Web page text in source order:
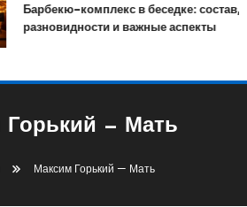
Барбекю-комплекс в беседке: состав,
разновидности и важные аспекты
Горький — Мать
Максим Горький — Мать